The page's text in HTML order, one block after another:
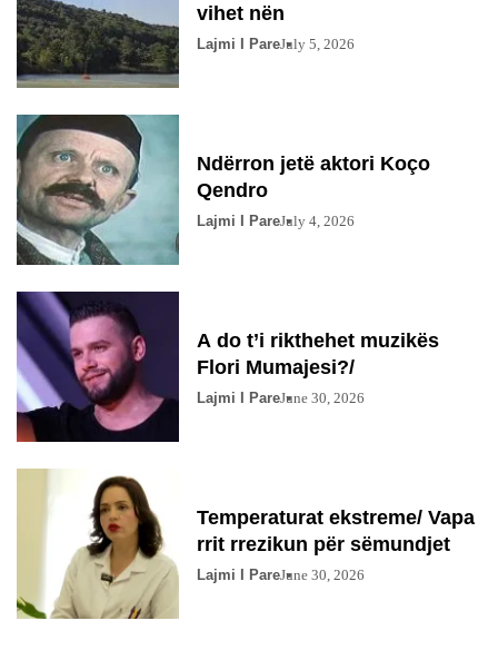
vihet nën
Lajmi I PareJuly 5, 2026
Ndërron jetë aktori Koço
Qendro
Lajmi I PareJuly 4, 2026
A do t’i rikthehet muzikës
Flori Mumajesi?/
Lajmi I PareJune 30, 2026
Temperaturat ekstreme/ Vapa
rrit rrezikun për sëmundjet
Lajmi I PareJune 30, 2026